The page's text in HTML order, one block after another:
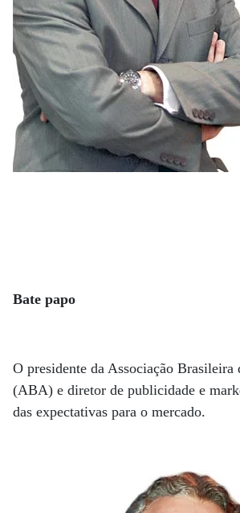
Bate papo
O presidente da Associação Brasileira
(ABA) e diretor de publicidade e
das expectativas para o mercado.